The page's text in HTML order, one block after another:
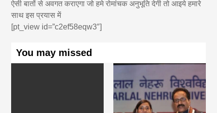
ऐसी बातों से अवगत कराएगा जो हमे रोमांचक अनुभूति देगी तो आइये हमारे
साथ इस प्रयास में
[pt_view id=”c2ef58eqw3″]
You may missed